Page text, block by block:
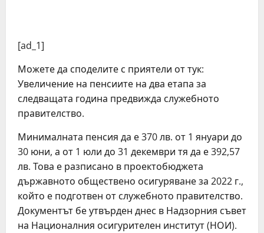
[ad_1]
Можете да споделите с приятели от тук:
Увеличение на пенсиите на два етапа за
следващата година предвижда служебното
правителство.
Минималната пенсия да е 370 лв. от 1 януари до
30 юни, а от 1 юли до 31 декември тя да е 392,57
лв. Това е разписано в проектобюджета
държавното обществено осигуряване за 2022 г.,
който е подготвен от служебното правителство.
Документът бе утвърден днес в Надзорния съвет
на Националния осигурителен институт (НОИ).